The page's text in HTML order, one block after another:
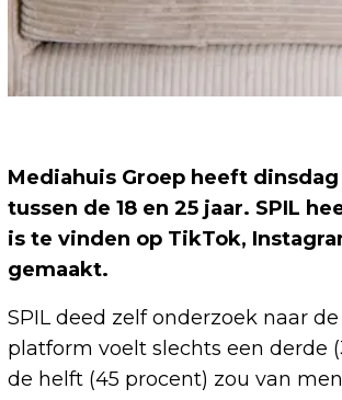
Mediahuis Groep heeft
tussen de 18 en 25 jaar. SPIL
is te vinden op TikTok,
gemaakt.
SPIL deed zelf onderzoek naar
platform voelt slechts een derde
de helft (45 procent) zou van